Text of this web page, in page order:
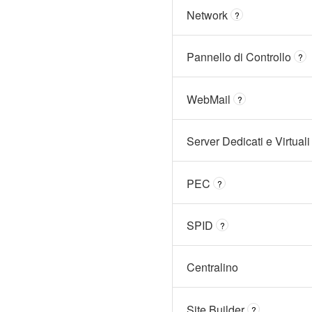
Network ?
Pannello di Controllo ?
WebMail ?
Server Dedicati e Virtuali
PEC ?
SPID ?
Centralino
?